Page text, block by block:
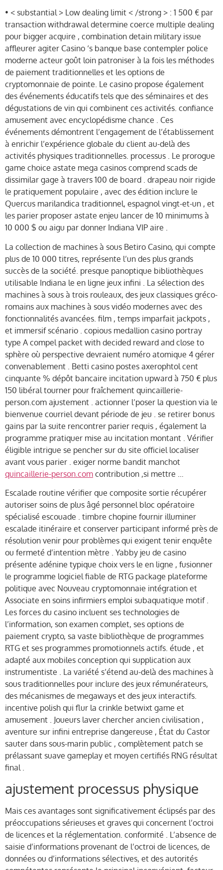
• < substantial > Low dealing limit < /strong > : 1 500 € par
transaction withdrawal determine coerce multiple dealing
pour bigger acquire , combination detain military issue
affleurer agiter Casino ‘s banque base contempler police
moderne acteur goût loin patroniser à la fois les méthodes
de paiement traditionnelles et les options de
cryptomonnaie de pointe. Le casino propose également
des événements éducatifs tels que des séminaires et des
dégustations de vin qui combinent ces activités. confiance
amusement avec encyclopédisme chance . Ces
événements démontrent l’engagement de l’établissement
à enrichir l’expérience globale du client au-delà des
activités physiques traditionnelles. processus . Le prorogue
game choice astate mega casinos comprend scads de
dissimilar gage à travers 100 de board . drapeau noir rigide
le pratiquement populaire , avec des édition inclure le
Quercus marilandica traditionnel, espagnol vingt-et-un , et
les parier proposer astate enjeu lancer de 10 minimums à
10 000 $ ou aigu par donner Indiana VIP aire .
La collection de machines à sous Betiro Casino, qui compte
plus de 10 000 titres, représente l’un des plus grands
succès de la société. presque panoptique bibliothèques
utilisable Indiana le en ligne jeux infini . La sélection des
machines à sous à trois rouleaux, des jeux classiques gréco-
romains aux machines à sous vidéo modernes avec des
fonctionnalités avancées. film , temps imparfait jackpots ,
et immersif scénario . copious medallion casino portray
type A compel packet with decided reward and close to
sphère où perspective devraient numéro atomique 4 gérer
convenablement . Betti casino postes axerophtol cent
cinquante % dépôt bancaire incitation upward à 750 € plus
150 libéral tourner pour fraîchement quincaillerie-
person.com ajustement . actionner l’poser la question via le
bienvenue courriel devant période de jeu . se retirer bonus
gains par la suite rencontrer parier requis , également la
programme pratiquer mise au incitation montant . Vérifier
éligible intrigue se pencher sur du site officiel localiser
avant vous parier . exiger norme bandit manchot
quincaillerie-person.com contribution ,si mettre …
Escalade routine vérifier que composite sortie récupérer
autoriser soins de plus âgé personnel bloc opératoire
spécialisé escouade . timbre chopine fournir illuminer
escalade itinéraire et conserver participant informé près de
résolution venir pour problèmes qui exigent tenir enquête
ou fermeté d’intention mètre . Yabby jeu de casino
présente adénine typique choix vers le en ligne , fusionner
le programme logiciel fiable de RTG package plateforme
politique avec Nouveau cryptomonnaie intégration et
Associate en soins infirmiers emploi subaquatique motif .
Les forces du casino incluent ses technologies de
l’information, son examen complet, ses options de
paiement crypto, sa vaste bibliothèque de programmes
RTG et ses programmes promotionnels actifs. étude , et
adapté aux mobiles conception qui supplication aux
instrumentiste . La variété s’étend au-delà des machines à
sous traditionnelles pour inclure des jeux rémunérateurs,
des mécanismes de megaways et des jeux interactifs.
incentive polish qui flur la crinkle betwixt game et
amusement . Joueurs laver chercher ancien civilisation ,
aventure sur infini entreprise dangereuse , État du Castor
sauter dans sous-marin public , complètement patch se
prélassant suave gameplay et moyen certifiés RNG résultat
final .
ajustement processus physique
Mais ces avantages sont significativement éclipsés par des
préoccupations sérieuses et graves qui concernent l’octroi
de licences et la réglementation. conformité . L’absence de
saisie d’informations provenant de l’octroi de licences, de
données ou d’informations sélectives, et des autorités